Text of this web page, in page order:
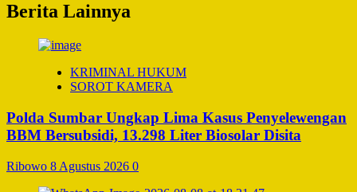
Berita Lainnya
KRIMINAL HUKUM
SOROT KAMERA
Polda Sumbar Ungkap Lima Kasus Penyelewengan
BBM Bersubsidi, 13.298 Liter Biosolar Disita
Ribowo 8 Agustus 2026 0